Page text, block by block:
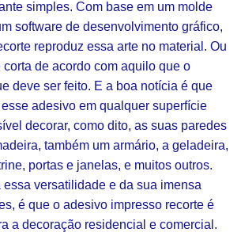
simples. Com base em um molde
software de desenvolvimento gráfico,
reproduz essa arte no material. Ou
de acordo com aquilo que o
deve ser feito. E a boa notícia é que
adesivo em qualquer superfície
decorar, como dito, as suas paredes
também um armário, a geladeira,
portas e janelas, e muitos outros.
essa versatilidade e da sua imensa
é que o adesivo impresso recorte é
a decoração residencial e comercial.